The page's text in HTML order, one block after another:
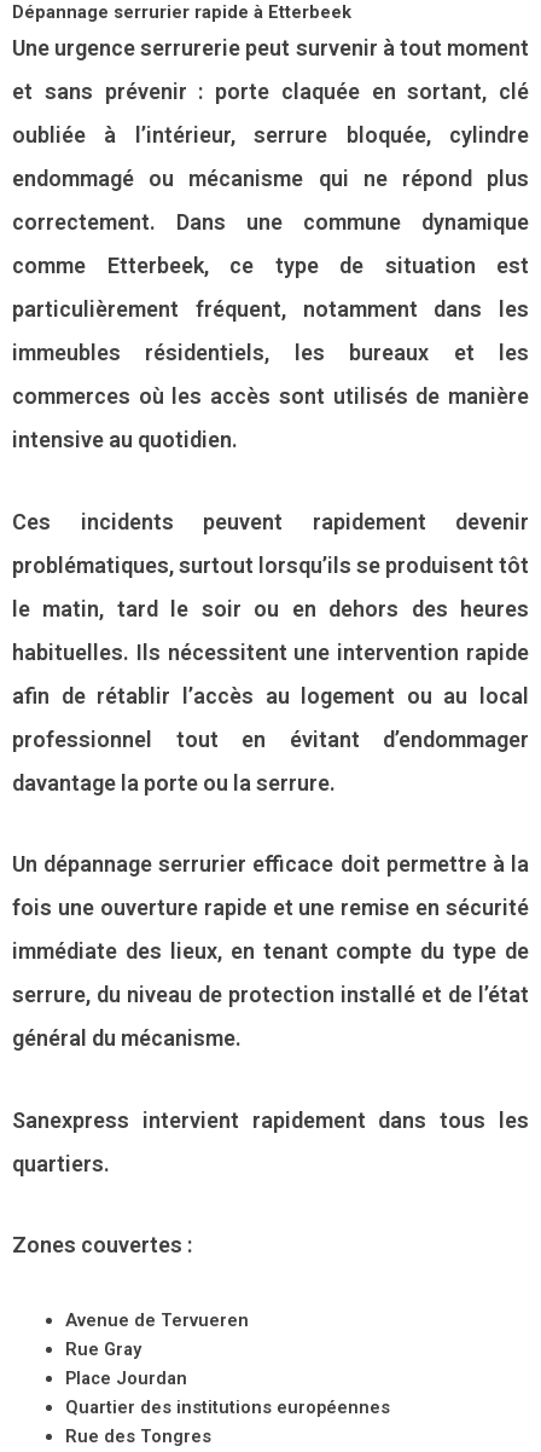
Dépannage serrurier rapide à Etterbeek
Une urgence serrurerie peut survenir à tout moment
et sans prévenir : porte claquée en sortant, clé
oubliée à l’intérieur, serrure bloquée, cylindre
endommagé ou mécanisme qui ne répond plus
correctement. Dans une commune dynamique
comme Etterbeek, ce type de situation est
particulièrement fréquent, notamment dans les
immeubles résidentiels, les bureaux et les
commerces où les accès sont utilisés de manière
intensive au quotidien.
Ces incidents peuvent rapidement devenir
problématiques, surtout lorsqu’ils se produisent tôt
le matin, tard le soir ou en dehors des heures
habituelles. Ils nécessitent une intervention rapide
afin de rétablir l’accès au logement ou au local
professionnel tout en évitant d’endommager
davantage la porte ou la serrure.
Un dépannage serrurier efficace doit permettre à la
fois une ouverture rapide et une remise en sécurité
immédiate des lieux, en tenant compte du type de
serrure, du niveau de protection installé et de l’état
général du mécanisme.
Sanexpress intervient rapidement dans tous les
quartiers.
Zones couvertes :
Avenue de Tervueren
Rue Gray
Place Jourdan
Quartier des institutions européennes
Rue des Tongres